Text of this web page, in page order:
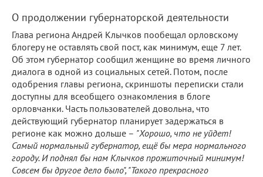
О продолжении губернаторской деятельности
Глава региона Андрей Клычков пообещал орловскому
блогеру не оставлять свой пост, как минимум, еще 7 лет.
Об этом губернатор сообщил женщине во время личного
диалога в одной из социальных сетей. Потом, после
одобрения главы региона, скриншоты переписки стали
доступны для всеобщего ознакомления в блоге
орловчанки. Часть пользователей довольна, что
действующий губернатор планирует задержаться в
регионе как можно дольше – "Хорошо, что не уйдет!
Самый нормальный губернатор, ещё бы мера нормального
городу. И поднял бы нам Клычков прожиточный минимум!
Совсем бы другое дело было", "Такого прекрасного